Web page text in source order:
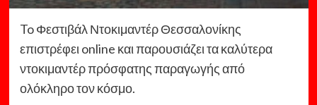
To Φεστιβάλ Ντοκιμαντέρ Θεσσαλονίκης
επιστρέφει online και παρουσιάζει τα καλύτερα
ντοκιμαντέρ πρόσφατης παραγωγής από
ολόκληρο τον κόσμο.